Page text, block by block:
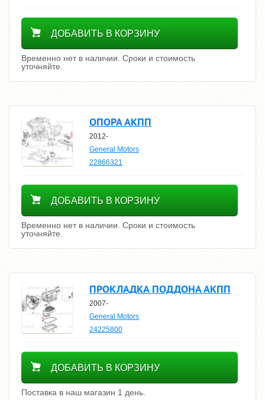
Уточнить цену
ДОБАВИТЬ В КОРЗИНУ
Временно нет в наличии. Сроки и стоимость
уточняйте.
ОПОРА АКПП
2012-
General Motors
22866321
Уточнить цену
ДОБАВИТЬ В КОРЗИНУ
Временно нет в наличии. Сроки и стоимость
уточняйте.
ПРОКЛАДКА ПОДДОНА АКПП
2007-
General Motors
24225800
4900
ДОБАВИТЬ В КОРЗИНУ
Поставка в наш магазин 1 день.